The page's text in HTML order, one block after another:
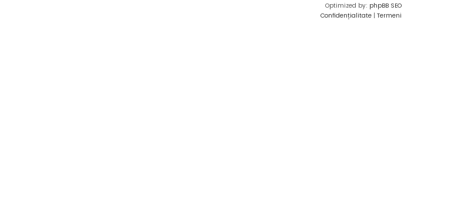
Optimized by: phpBB SEO
Confidențialitate | Termeni